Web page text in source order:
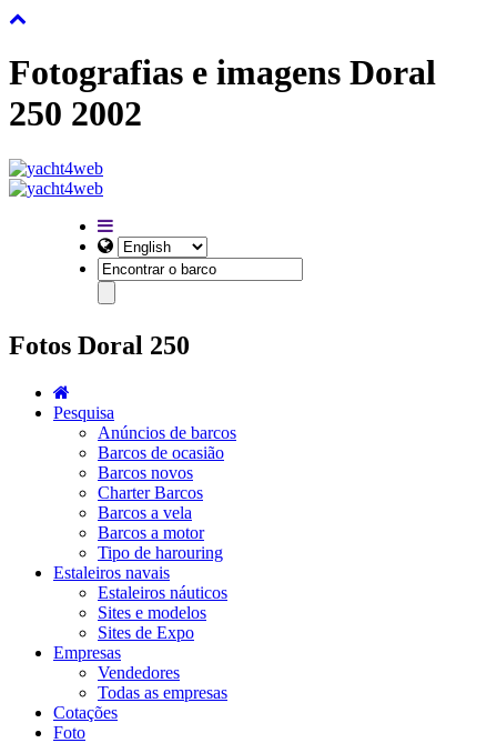
Fotografias e imagens Doral
250 2002
Fotos Doral 250
Pesquisa
Anúncios de barcos
Barcos de ocasião
Barcos novos
Charter Barcos
Barcos a vela
Barcos a motor
Tipo de harouring
Estaleiros navais
Estaleiros náuticos
Sites e modelos
Sites de Expo
Empresas
Vendedores
Todas as empresas
Cotações
Foto